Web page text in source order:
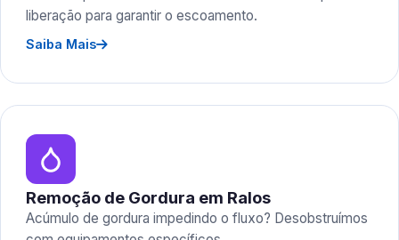
liberação para garantir o escoamento.
Saiba Mais
Remoção de Gordura em Ralos
Acúmulo de gordura impedindo o fluxo? Desobstruímos